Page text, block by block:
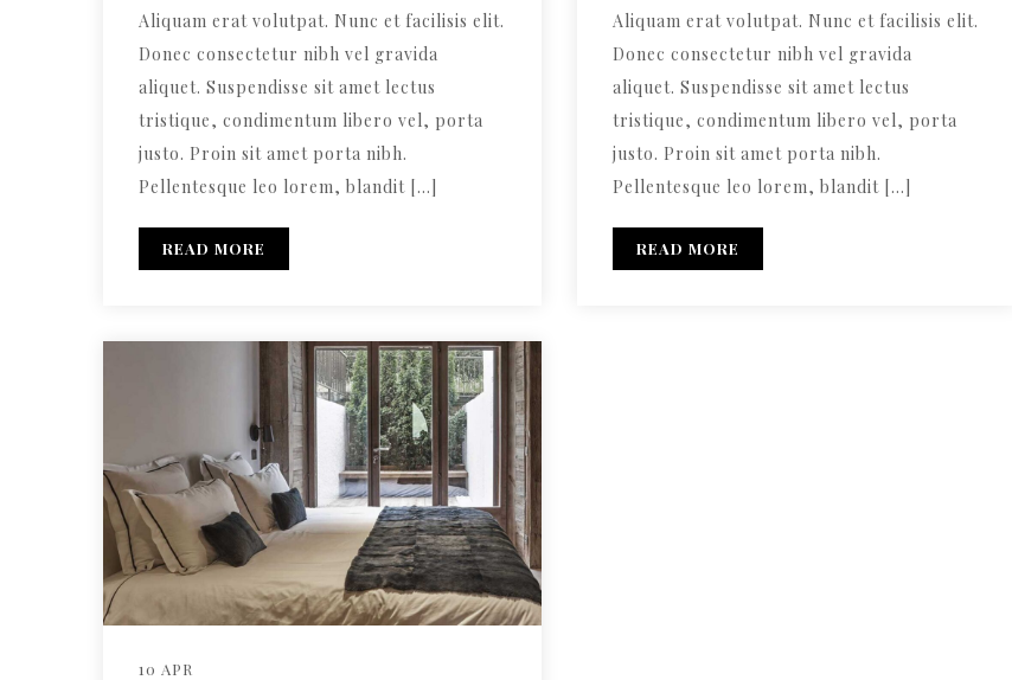
Aliquam erat volutpat. Nunc et facilisis elit.
Donec consectetur nibh vel gravida
aliquet. Suspendisse sit amet lectus
tristique, condimentum libero vel, porta
justo. Proin sit amet porta nibh.
Pellentesque leo lorem, blandit […]
READ MORE
Aliquam erat volutpat. Nunc et facilisis elit.
Donec consectetur nibh vel gravida
aliquet. Suspendisse sit amet lectus
tristique, condimentum libero vel, porta
justo. Proin sit amet porta nibh.
Pellentesque leo lorem, blandit […]
READ MORE
10 APR